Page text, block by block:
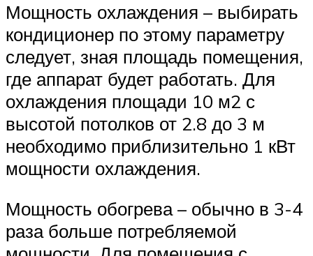
Мощность охлаждения – выбирать
кондиционер по этому параметру
следует, зная площадь помещения,
где аппарат будет работать. Для
охлаждения площади 10 м2 с
высотой потолков от 2.8 до 3 м
необходимо приблизительно 1 кВт
мощности охлаждения.
Мощность обогрева – обычно в 3-4
раза больше потребляемой